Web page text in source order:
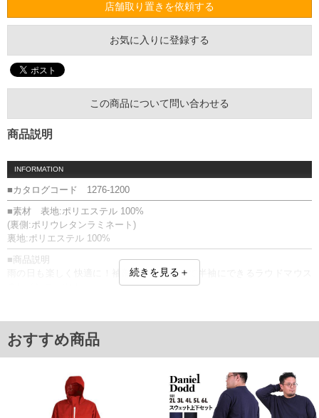
店舗取り置きを依頼する
お気に入りに登録する
この商品について問い合わせる
商品説明
INFORMATION
■カタログコード 1276-1200
■素材 表地:ポリエステル 100%
(裏側:ポリウレタンラミネート)
裏地:ポリエステル 100%
■商品説明
雨の日も楽しく快適に！袖部分を取り外して半袖にできるラウドマウス
長さ調節が可能。
とができ、冷え対策にも◎
持ち運びに便利な収納袋付きなので、カバンの中に携帯でき、急な雨に
も対応可能！
続きを見る＋
おすすめ商品